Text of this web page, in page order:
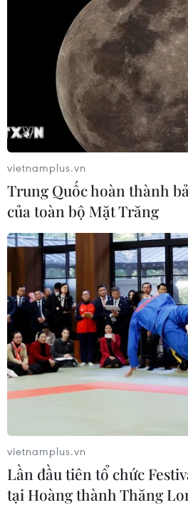
vietnamplus.vn
Trung Quốc hoàn thành
của toàn bộ Mặt Trăng
vietnamplus.vn
Lần đầu tiên tổ chức
tại Hoàng thành Thăng